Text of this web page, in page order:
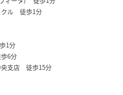
クル 徒歩1分
1分
6分
央支店 徒歩15分